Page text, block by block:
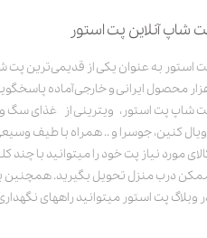
شاپ آنلاین پت استور
محصول ایرانی و خارجی آماده
شاپ پت استور، ویترینی از غذای سگ و
کنین، جوسرا و .. همراه با طیف
مورد نیاز پت خود را میتوانید با
درب منزل تحویل بگیرید. همچنین
وبلاگ پت استور میتوانید راههای